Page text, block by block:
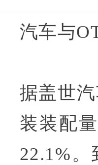
汽车与
据盖世
装装配
22.1%